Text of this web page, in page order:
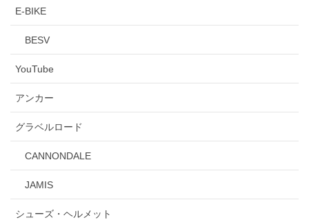
E-BIKE
BESV
YouTube
アンカー
グラベルロード
CANNONDALE
JAMIS
シューズ・ヘルメット